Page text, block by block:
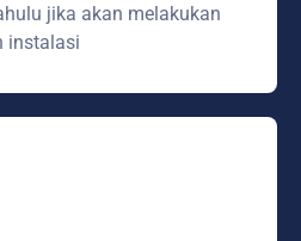
jika akan melakukan
instalasi